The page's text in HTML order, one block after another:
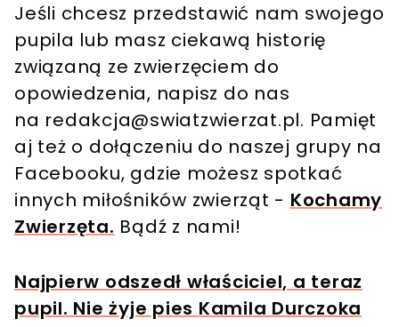
Jeśli chcesz przedstawić nam swojego
pupila lub masz ciekawą historię
związaną ze zwierzęciem do
opowiedzenia, napisz do nas
na redakcja@swiatzwierzat.pl. Pamięt
aj też o dołączeniu do naszej grupy na
Facebooku, gdzie możesz spotkać
innych miłośników zwierząt - Kochamy
Zwierzęta. Bądź z nami!
Najpierw odszedł właściciel, a teraz
pupil. Nie żyje pies Kamila Durczoka